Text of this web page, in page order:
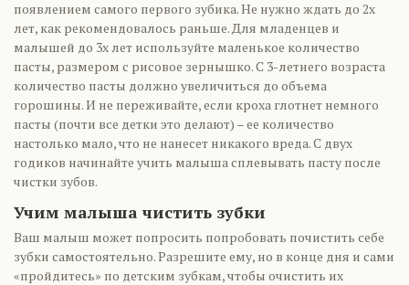
появлением самого первого зубика. Не нужно ждать до 2х
лет, как рекомендовалось раньше. Для младенцев и
малышей до 3х лет используйте маленькое количество
пасты, размером с рисовое зернышко. С 3-летнего возраста
количество пасты должно увеличиться до объема
горошины. И не переживайте, если кроха глотнет немного
пасты (почти все детки это делают) – ее количество
настолько мало, что не нанесет никакого вреда. С двух
годиков начинайте учить малыша сплевывать пасту после
чистки зубов.
Учим малыша чистить зубки
Ваш малыш может попросить попробовать почистить себе
зубки самостоятельно. Разрешите ему, но в конце дня и сами
«пройдитесь» по детским зубкам, чтобы очистить их